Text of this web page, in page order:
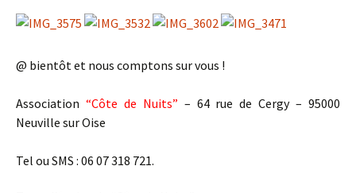
@ bientôt et nous comptons sur vous !
Association “Côte de Nuits” – 64 rue de Cergy – 95000
Neuville sur Oise
Tel ou SMS : 06 07 318 721.